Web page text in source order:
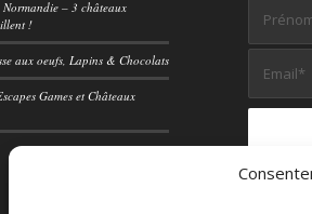
– 3 châteaux
!
aux oeufs, Lapins & Chocolats
Games et Châteaux